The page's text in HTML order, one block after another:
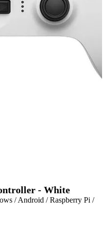
- White
/ Android / Raspberry Pi /